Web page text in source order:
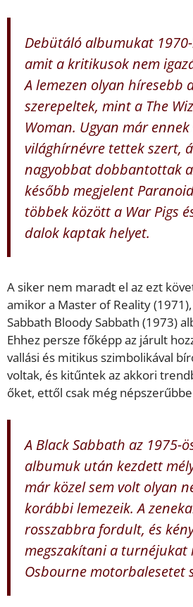
Debütáló albumukat
amit a kritikusok nem
A lemezen olyan híresebb
szerepeltek, mint a The
Woman. Ugyan már
világhírnévre tettek szert,
nagyobbat dobbantottak
később megjelent
többek között a War Pigs
dalok kaptak helyet.
A siker nem maradt el az ezt
amikor a Master of Reality (1971),
Sabbath Bloody Sabbath (1973)
Ehhez persze főképp az járult
vallási és mitikus szimbolikával
voltak, és kitűntek az akkori
őket, ettől csak még
A Black Sabbath az 1975-
albumuk után kezdett
már közel sem volt olyan
korábbi lemezeik. A
rosszabbra fordult, és
megszakítani a turnéjukat
Osbourne motorbalesetet